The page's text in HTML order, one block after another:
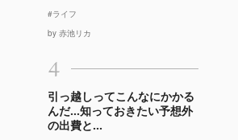
#ライフ
by 赤池リカ
4
引っ越しってこんなにかかる
んだ…知っておきたい予想外
の出費と...